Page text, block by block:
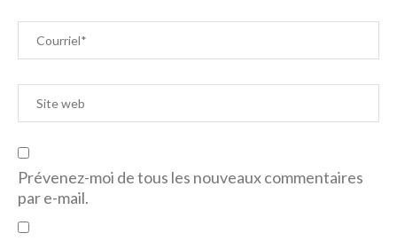
Prévenez-moi de tous les nouveaux commentaires
par e-mail.